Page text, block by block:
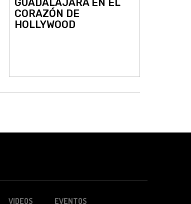
GUADALAJARA EN EL
CORAZÓN DE
HOLLYWOOD
VIDEOS EVENTOS